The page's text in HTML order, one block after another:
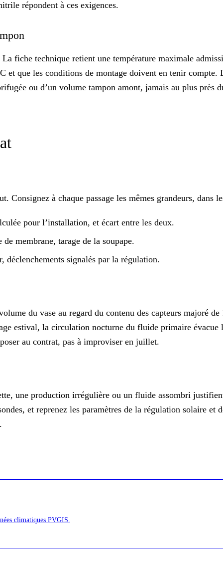
répondent à ces exigences.
fiche technique retient une température maximale
et que les conditions de montage doivent en tenir compte.
ou d’un volume tampon amont, jamais au plus près
Consignez à chaque passage les mêmes grandeurs, dans
pour l’installation, et écart entre les deux.
membrane, tarage de la soupape.
déclenchements signalés par la régulation.
du vase au regard du contenu des capteurs majoré
estival, la circulation nocturne du fluide primaire évacue
au contrat, pas à improviser en juillet.
une production irrégulière ou un fluide assombri
et reprenez les paramètres de la régulation solaire et
climatiques PVGIS.